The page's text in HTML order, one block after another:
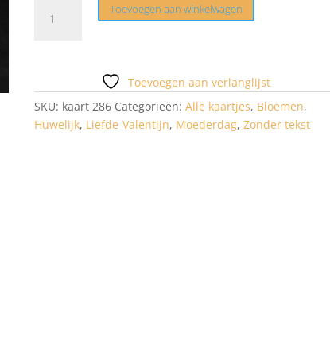
286
Toevoegen aan winkelwagen
Toevoegen aan verlanglijst
SKU: kaart 286 Categorieën:Alle kaartjes, Bloemen,
Huwelijk, Liefde-Valentijn, Moederdag,Zonder tekst